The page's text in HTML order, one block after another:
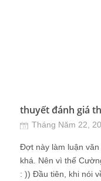
thuyết đánh giá
Tháng Năm 22,
Đợt này làm luận
khá. Nên vì thế
: )) Đầu tiên, khi nói